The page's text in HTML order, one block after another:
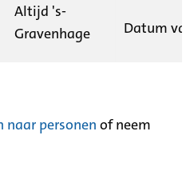
Altijd 's-
Gravenhage
Datum
naar personen of neem